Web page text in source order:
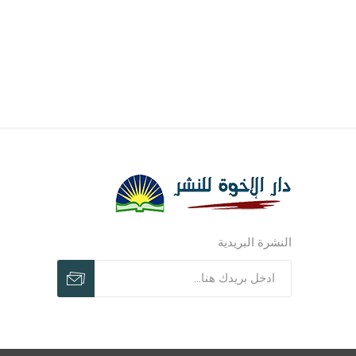
النشرة البريدية